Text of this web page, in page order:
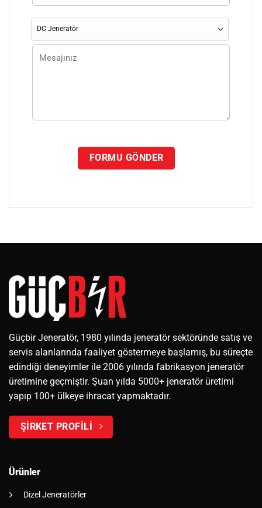
Güçbir Jeneratör, 1980 yılında jeneratör sektöründe satış ve
servis alanlarında faaliyet göstermeye başlamış, bu süreçte
edindiği deneyimler ile 2006 yılında fabrikasyon jeneratör
üretimine geçmiştir. Şuan yılda 5000+ jeneratör üretimi
yapıp 100+ ülkeye ihracat yapmaktadır.
ŞİRKET PROFİLİ
Ürünler
Dizel Jeneratörler